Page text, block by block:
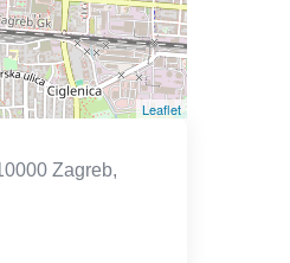
Leaflet
Zagreb,